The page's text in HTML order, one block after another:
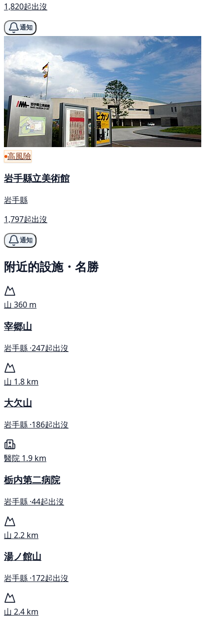
1,820起出沒
通知
高風險
岩手縣立美術館
岩手縣
1,797起出沒
通知
附近的設施・名勝
山 360 m
宰郷山
岩手縣 ·247起出沒
山 1.8 km
大欠山
岩手縣 ·186起出沒
醫院 1.9 km
栃内第二病院
岩手縣 ·44起出沒
山 2.2 km
湯ノ館山
岩手縣 ·172起出沒
山 2.4 km